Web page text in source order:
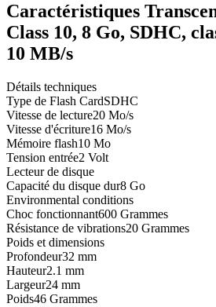
Caractéristiques
Class 10, 8 Go, SDHC,
10 MB/s
Détails techniques
Type de Flash CardSDHC
Vitesse de lecture20 Mo/s
Vitesse d'écriture16 Mo/s
Mémoire flash10 Mo
Tension entrée2 Volt
Lecteur de disque
Capacité du disque dur8 Go
Environmental conditions
Choc fonctionnant600 Grammes
Résistance de vibrations20 Grammes
Poids et dimensions
Profondeur32 mm
Hauteur2.1 mm
Largeur24 mm
Poids46 Grammes